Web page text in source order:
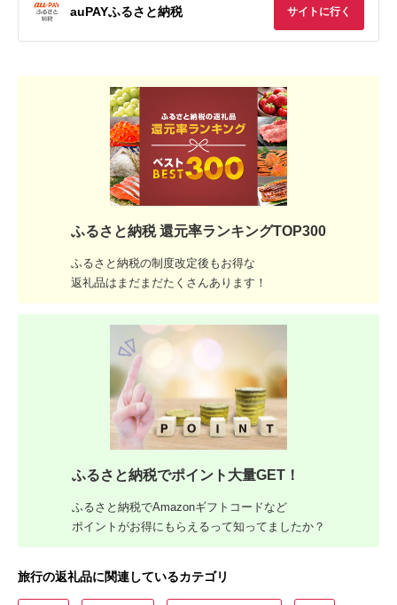
auPAYふるさと納税 サイトに行く
ふるさと納税 還元率ランキングTOP300
ふるさと納税の制度改定後もお得な
返礼品はまだまだたくさんあります！
ふるさと納税でポイント大量GET！
ふるさと納税でAmazonギフトコードなど
ポイントがお得にもらえるって知ってましたか？
旅行の返礼品に関連しているカテゴリ